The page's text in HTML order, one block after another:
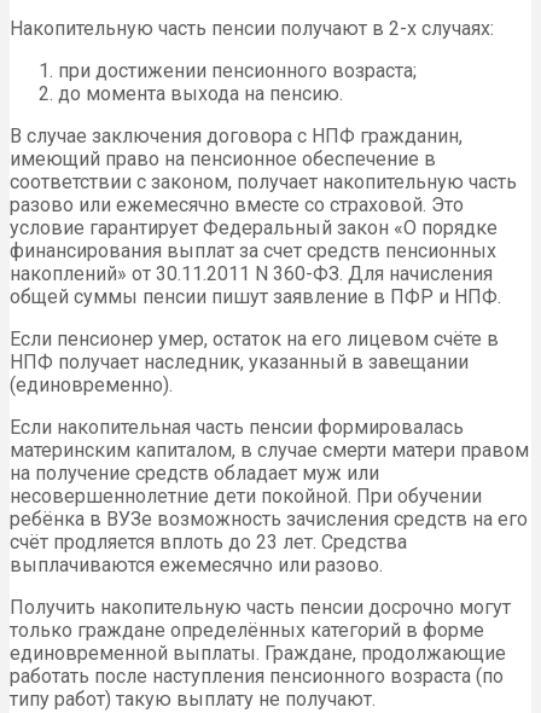
Накопительную часть пенсии получают в 2-х случаях:
при достижении пенсионного возраста;
до момента выхода на пенсию.
В случае заключения договора с НПФ гражданин,
имеющий право на пенсионное обеспечение в
соответствии с законом, получает накопительную часть
разово или ежемесячно вместе со страховой. Это
условие гарантирует Федеральный закон «О порядке
финансирования выплат за счет средств пенсионных
накоплений» от 30.11.2011 N 360-ФЗ. Для начисления
общей суммы пенсии пишут заявление в ПФР и НПФ.
Если пенсионер умер, остаток на его лицевом счёте в
НПФ получает наследник, указанный в завещании
(единовременно).
Если накопительная часть пенсии формировалась
материнским капиталом, в случае смерти матери правом
на получение средств обладает муж или
несовершеннолетние дети покойной. При обучении
ребёнка в ВУЗе возможность зачисления средств на его
счёт продляется вплоть до 23 лет. Средства
выплачиваются ежемесячно или разово.
Получить накопительную часть пенсии досрочно могут
только граждане определённых категорий в форме
единовременной выплаты. Граждане, продолжающие
работать после наступления пенсионного возраста (по
типу работ) такую выплату не получают.